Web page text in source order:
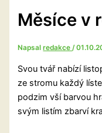
Měsíce v
Napsalredakce/
Svou tvář nabízí
ze stromu každý
podzim vší barvou
svým listím zbarví